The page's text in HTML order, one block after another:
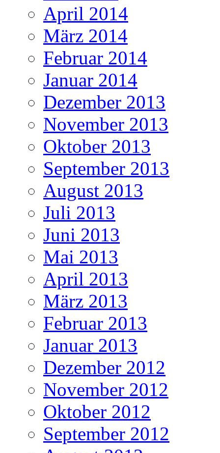
April 2014
März 2014
Februar 2014
Januar 2014
Dezember 2013
November 2013
Oktober 2013
September 2013
August 2013
Juli 2013
Juni 2013
Mai 2013
April 2013
März 2013
Februar 2013
Januar 2013
Dezember 2012
November 2012
Oktober 2012
September 2012